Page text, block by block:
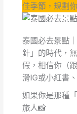
佳季節，規劃
泰國必去景點
針」的時代，
假，相信你（
滑IG或小紅書
如果你是那種
旅人📸